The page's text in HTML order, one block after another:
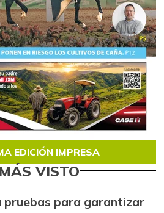
EDICIÓN IMPRESA
VISTO
pruebas para garantizar